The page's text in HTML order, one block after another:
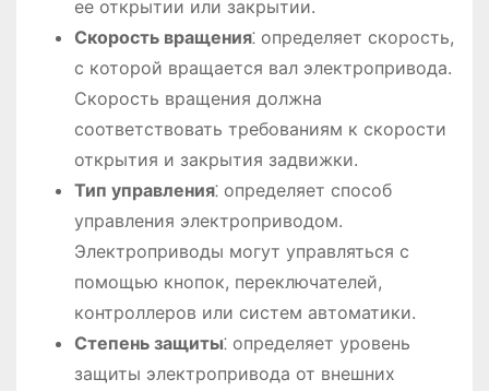
ее открытии или закрытии.
Скорость вращения⁚ определяет скорость,
с которой вращается вал электропривода.
Скорость вращения должна
соответствовать требованиям к скорости
открытия и закрытия задвижки.
Тип управления⁚ определяет способ
управления электроприводом.
Электроприводы могут управляться с
помощью кнопок, переключателей,
контроллеров или систем автоматики.
Степень защиты⁚ определяет уровень
защиты электропривода от внешних